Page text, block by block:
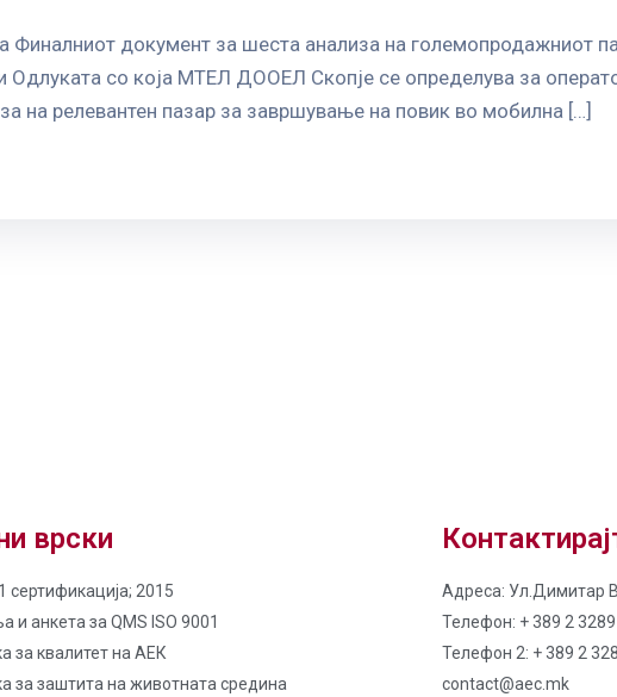
Финалниот документ за шеста анализа на големопродажниот
Одлуката со која МТЕЛ ДООЕЛ Скопје се определува за
на релевантен пазар за завршување на повик во мобилна […]
врски
сертификација; 2015
и анкета за QMS ISO 9001
за квалитет на AЕК
за заштита на животната средина
Адреса: Ул.Димитар
Телефон: + 389 2
Телефон 2: + 389 2
contact@aec.mk